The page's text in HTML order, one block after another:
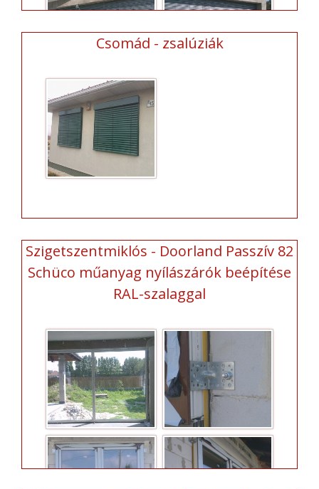
Csomád - zsalúziák
Szigetszentmiklós - Doorland Passzív 82
Schüco műanyag nyílászárók beépítése
RAL-szalaggal